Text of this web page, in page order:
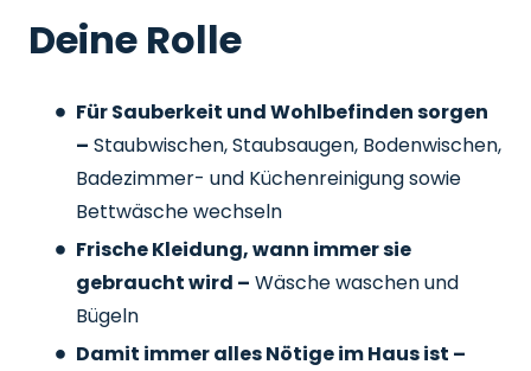
Deine Rolle
Für Sauberkeit und Wohlbefinden sorgen
– Staubwischen, Staubsaugen, Bodenwischen,
Badezimmer- und Küchenreinigung sowie
Bettwäsche wechseln
Frische Kleidung, wann immer sie
gebraucht wird – Wäsche waschen und
Bügeln
Damit immer alles Nötige im Haus ist –